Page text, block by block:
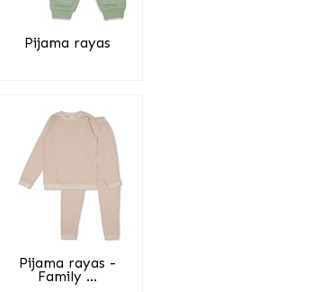
Pijama rayas
Pijama rayas -
Family ...